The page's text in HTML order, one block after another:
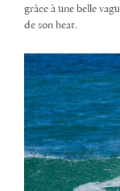
grâce à une belle
de son heat.